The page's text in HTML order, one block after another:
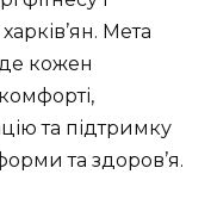
Мета
кожен
та підтримку
та здоров’я.